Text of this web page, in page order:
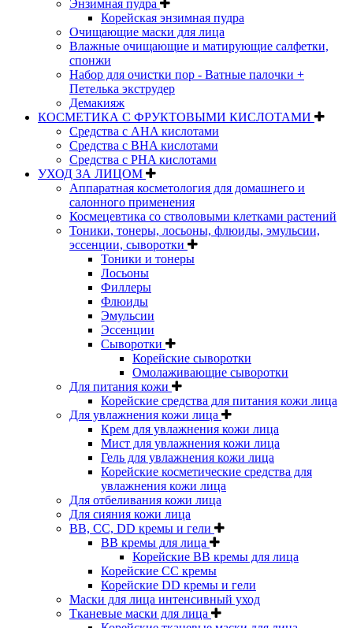
Энзимная пудра
Корейская энзимная пудра
Очищающие маски для лица
Влажные очищающие и матирующие салфетки,
спонжи
Набор для очистки пор - Ватные палочки +
Петелька экструдер
Демакияж
КОСМЕТИКА С ФРУКТОВЫМИ КИСЛОТАМИ
Средства с AHA кислотами
Средства с BHA кислотами
Средства с PHA кислотами
УХОД ЗА ЛИЦОМ
Аппаратная косметология для домашнего и
салонного применения
Космецевтика со стволовыми клетками растений
Тоники, тонеры, лосьоны, флюиды, эмульсии,
эссенции, сыворотки
Тоники и тонеры
Лосьоны
Филлеры
Флюиды
Эмульсии
Эссенции
Сыворотки
Корейские сыворотки
Омолаживающие сыворотки
Для питания кожи
Корейские средства для питания кожи лица
Для увлажнения кожи лица
Крем для увлажнения кожи лица
Мист для увлажнения кожи лица
Гель для увлажнения кожи лица
Корейские косметические средства для
увлажнения кожи лица
Для отбеливания кожи лица
Для сияния кожи лица
BB, CC, DD кремы и гели
BB кремы для лица
Корейские BB кремы для лица
Корейские CC кремы
Корейские DD кремы и гели
Маски для лица интенсивный уход
Тканевые маски для лица